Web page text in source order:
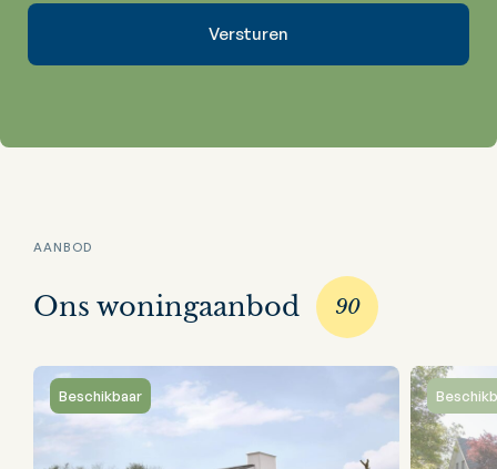
AANBOD
Ons woningaanbod 90
Beschikbaar